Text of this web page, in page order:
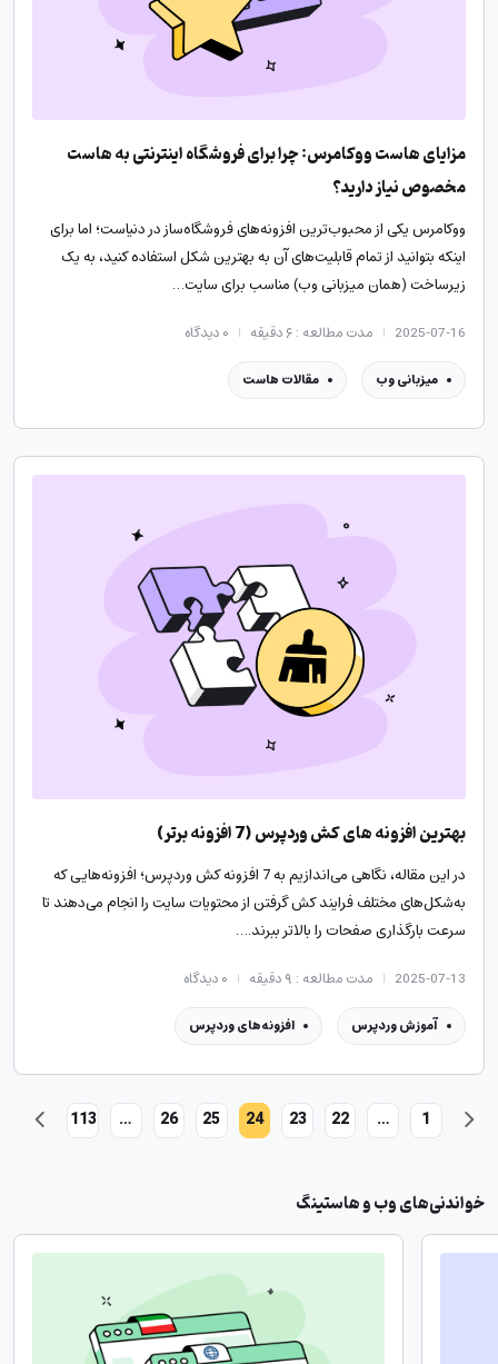
مزایای هاست ووکامرس: چرا برای فروشگاه اینترنتی به هاست
مخصوص نیاز دارید؟
ووکامرس یکی از محبوب‌ترین افزونه‌های فروشگاه‌ساز در دنیاست؛ اما برای
اینکه بتوانید از تمام قابلیت‌های آن به بهترین شکل استفاده کنید، به یک
زیرساخت (همان میزبانی وب) مناسب برای سایت…
2025-07-16 مدت مطالعه : ۶ دقیقه ۰دیدگاه
میزبانی وب مقالات هاست
بهترین افزونه های کش وردپرس (7 افزونه برتر)
در این مقاله، نگاهی می‌اندازیم به 7 افزونه کش وردپرس؛ افزونه‌هایی که
به‌شکل‌های مختلف فرایند کش گرفتن از محتویات سایت را انجام می‌دهند تا
سرعت بارگذاری صفحات را بالاتر ببرند.…
2025-07-13 مدت مطالعه : ۹ دقیقه ۰دیدگاه
آموزش وردپرس افزونه‌های وردپرس
1
…
22
23
24
25
26
…
113
خواندنی‌های وب و هاستینگ